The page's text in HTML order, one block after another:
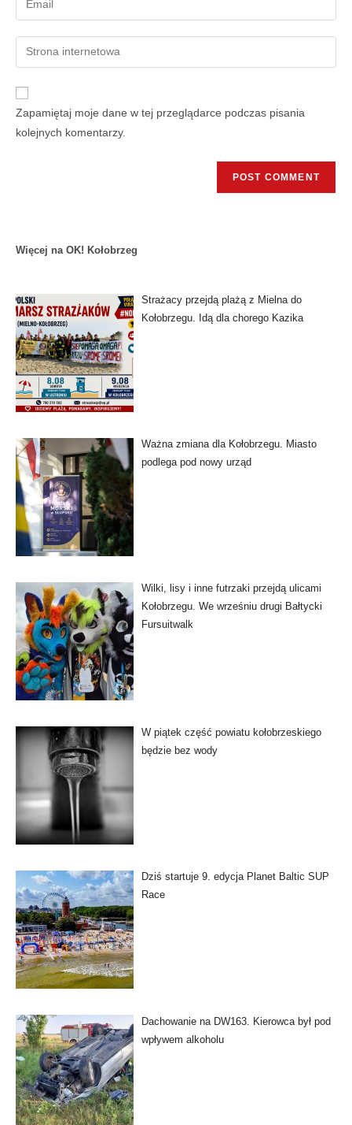
Zapamiętaj moje dane w tej przeglądarce podczas pisania
kolejnych komentarzy.
Więcej na OK! Kołobrzeg
Strażacy przejdą plażą z Mielna do
Kołobrzegu. Idą dla chorego Kazika
Ważna zmiana dla Kołobrzegu. Miasto
podlega pod nowy urząd
Wilki, lisy i inne futrzaki przejdą ulicami
Kołobrzegu. We wrześniu drugi Bałtycki
Fursuitwalk
W piątek część powiatu kołobrzeskiego
będzie bez wody
Dziś startuje 9. edycja Planet Baltic SUP
Race
Dachowanie na DW163. Kierowca był pod
wpływem alkoholu